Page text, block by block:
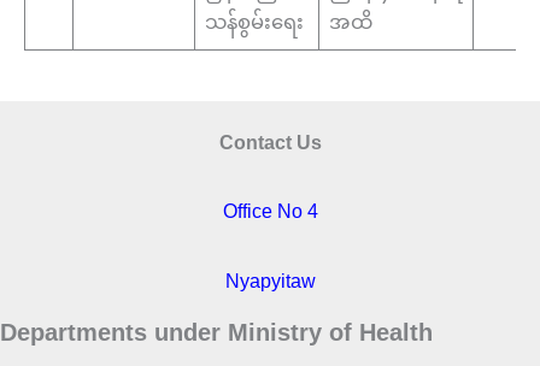
သန်စွမ်းရေး
အထိ
Contact Us
Office No 4
Nyapyitaw
Departments under Ministry of Health